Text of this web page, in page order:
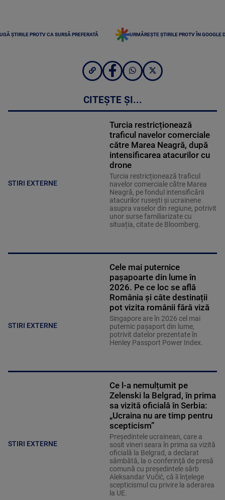
ȘTIRILE PROTV CA SURSĂ PREFERATĂ URMĂREȘTE ȘTIRILE PROTV ÎN GOOGLE
CITEȘTE ȘI...
STIRI EXTERNE
Turcia restricționează
traficul navelor comerciale
către Marea Neagră, după
intensificarea atacurilor cu
drone
Turcia restricționează traficul
navelor comerciale către Marea
Neagră, pe fondul intensificării
atacurilor rusești și ucrainene
asupra vaselor din regiune, potrivit
unor surse familiarizate cu
situația, citate de Bloomberg.
STIRI EXTERNE
Cele mai puternice
pașapoarte din lume în
2026. Pe ce loc se află
România și câte destinații
pot vizita românii fără viză
Singapore are în 2026 cel mai
puternic pașaport din lume,
potrivit datelor prezentate în
Henley Passport Power Index.
STIRI EXTERNE
Ce l-a nemulțumit pe
Zelenski la Belgrad, în prima
sa vizită oficială în Serbia:
„Ucraina nu are timp pentru
scepticism”
Preşedintele ucrainean, care a
sosit vineri seara în prima sa vizită
oficială la Belgrad, a declarat
sâmbătă, la o conferinţă de presă
comună cu preşedintele sârb
Aleksandar Vučić, că îi înţelege
scepticismul cu privire la aderarea
la UE.